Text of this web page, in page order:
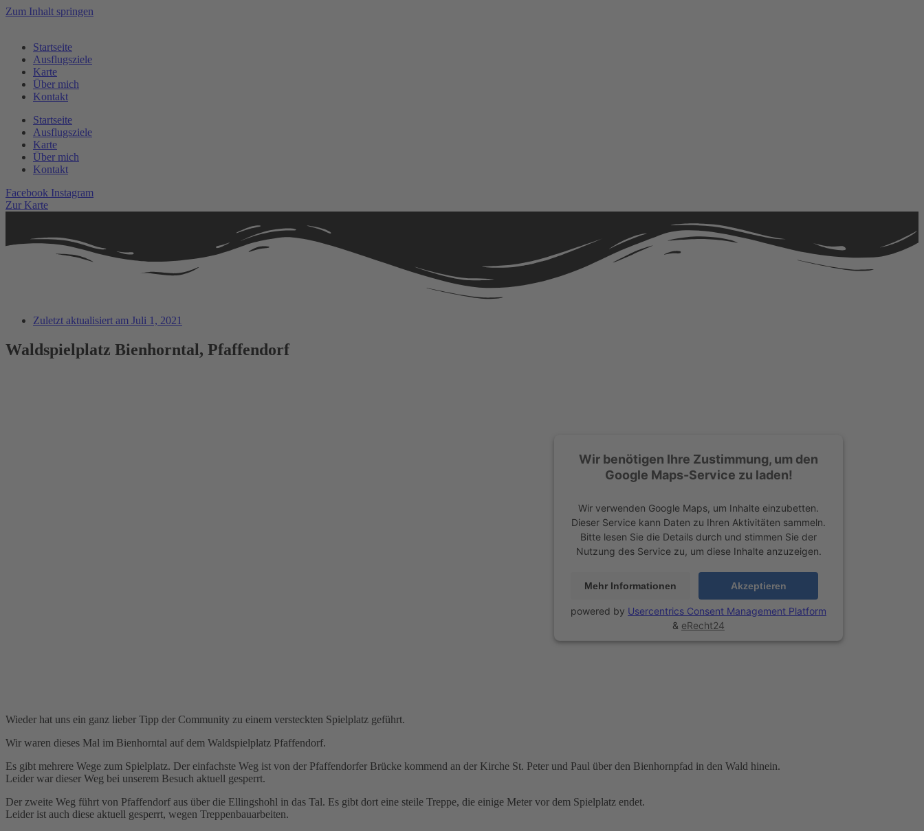
Zum Inhalt springen
Startseite
Ausflugsziele
Karte
Über mich
Kontakt
Startseite
Ausflugsziele
Karte
Über mich
Kontakt
Facebook Instagram
Zur Karte
Zuletzt aktualisiert am Juli 1, 2021
Waldspielplatz Bienhorntal, Pfaffendorf
Wir benötigen Ihre Zustimmung, um den
Google Maps-Service zu laden!
Wir verwenden Google Maps, um Inhalte einzubetten.
Dieser Service kann Daten zu Ihren Aktivitäten sammeln.
Bitte lesen Sie die Details durch und stimmen Sie der
Nutzung des Service zu, um diese Inhalte anzuzeigen.
Mehr Informationen Akzeptieren
powered by Usercentrics Consent Management Platform
& eRecht24
Wieder hat uns ein ganz lieber Tipp der Community zu einem versteckten Spielplatz geführt.
Wir waren dieses Mal im Bienhorntal auf dem Waldspielplatz Pfaffendorf.
Es gibt mehrere Wege zum Spielplatz. Der einfachste Weg ist von der Pfaffendorfer Brücke kommend an der Kirche St. Peter und Paul über den Bienhornpfad in den Wald hinein.
Leider war dieser Weg bei unserem Besuch aktuell gesperrt.
Der zweite Weg führt von Pfaffendorf aus über die Ellingshohl in das Tal. Es gibt dort eine steile Treppe, die einige Meter vor dem Spielplatz endet.
Leider ist auch diese aktuell gesperrt, wegen Treppenbauarbeiten.